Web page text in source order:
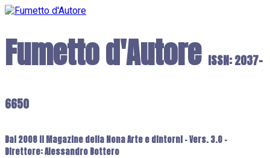
Fumetto d'Autore ISSN: 2037-
6650
Dal 2008 il Magazine della Nona Arte e dintorni - Vers. 3.0 -
Direttore: Alessandro Bottero